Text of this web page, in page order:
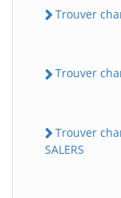
Trouver
Trouver
Trouver
SALERS